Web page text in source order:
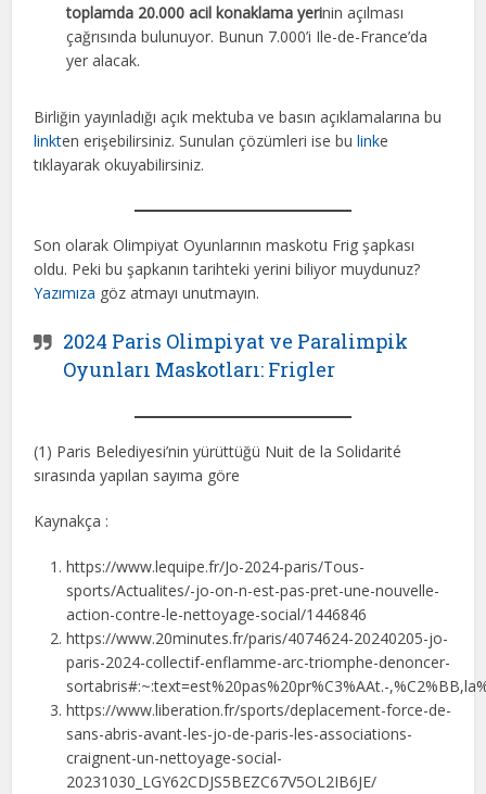
toplamda 20.000 acil konaklama yerinin açılması
çağrısında bulunuyor. Bunun 7.000’i Ile-de-France’da
yer alacak.
Birliğin yayınladığı açık mektuba ve basın açıklamalarına bu
linkten erişebilirsiniz. Sunulan çözümleri ise bulinke
tıklayarak okuyabilirsiniz.
Son olarak Olimpiyat Oyunlarının maskotu Frig şapkası
oldu. Peki bu şapkanın tarihteki yerini biliyor muydunuz?
Yazımıza göz atmayı unutmayın.
2024 Paris Olimpiyat ve Paralimpik
Oyunları Maskotları: Frigler
(1) Paris Belediyesi’nin yürüttüğü Nuit de la Solidarité
sırasında yapılan sayıma göre
Kaynakça :
https://www.lequipe.fr/Jo-2024-paris/Tous-
sports/Actualites/-jo-on-n-est-pas-pret-une-nouvelle-
action-contre-le-nettoyage-social/1446846
https://www.20minutes.fr/paris/4074624-20240205-jo-
paris-2024-collectif-enflamme-arc-triomphe-denoncer-
sortabris#:~:text=est%20pas%20pr%C3%AAt.-
https://www.liberation.fr/sports/deplacement-force-de-
sans-abris-avant-les-jo-de-paris-les-associations-
craignent-un-nettoyage-social-
20231030_LGY62CDJS5BEZC67V5OL2IB6JE/